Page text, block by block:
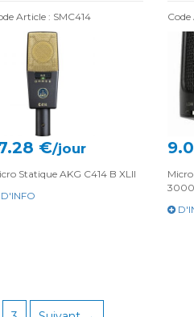
Article : SMC414
€/jour
Statique AKG C414 B XLII
D'INFO
3000